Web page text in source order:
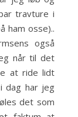
travture i
ham osse)..
også
når til det
at ride lidt
dag har jeg
det som